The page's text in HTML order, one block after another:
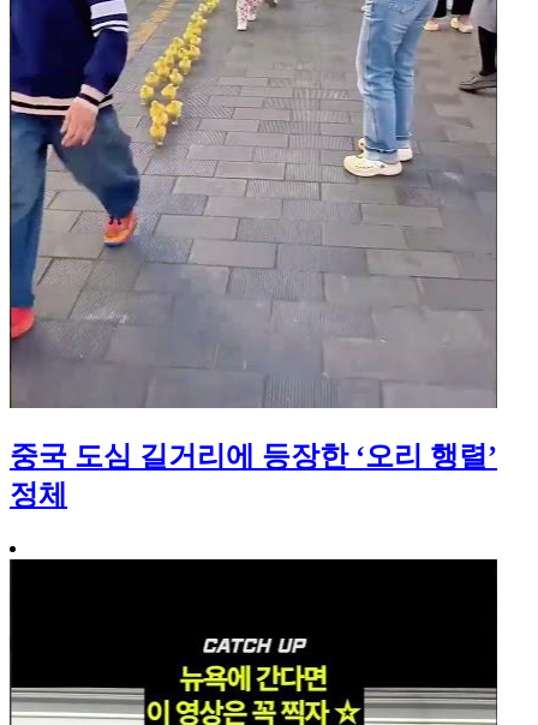
중국 도심 길거리에 등장한 ‘오리 행렬’
정체